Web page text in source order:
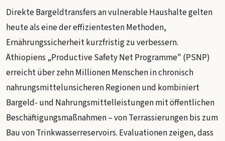
Direkte Bargeldtransfers an vulnerable Haushalte gelten
heute als eine der effizientesten Methoden,
Ernährungssicherheit kurzfristig zu verbessern.
Äthiopiens „Productive Safety Net Programme" (PSNP)
erreicht über zehn Millionen Menschen in chronisch
nahrungsmittelunsicheren Regionen und kombiniert
Bargeld- und Nahrungsmittelleistungen mit öffentlichen
Beschäftigungsmaßnahmen – von Terrassierungen bis zum
Bau von Trinkwasserreservoirs. Evaluationen zeigen, dass